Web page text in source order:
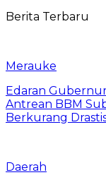
Berita Terbaru
Merauke
Edaran
Antrean BBM
Berkurang
Daerah